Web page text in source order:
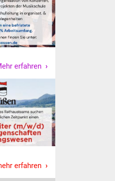
Einrichtungen
Hallenbad
Stadtbücherei
Zehntscheuer
Bürgerhaus
Kulturhalle
Vereine und Parteien
erfahren
erfahren